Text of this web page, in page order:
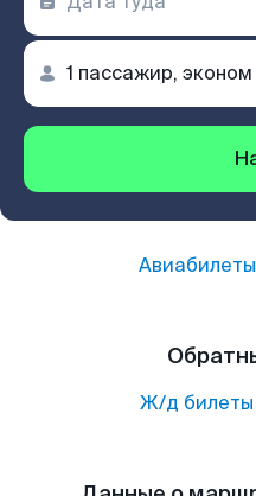
Авиабилеты
Ж/д билеты